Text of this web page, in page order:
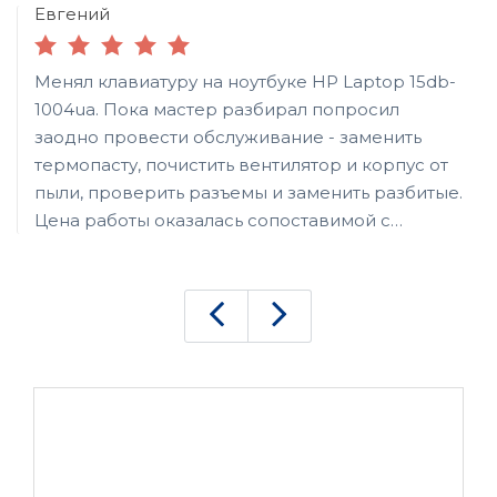
Евгений
Менял клавиатуру на ноутбуке HP Laptop 15db-
1004ua. Пока мастер разбирал попросил
заодно провести обслуживание - заменить
термопасту, почистить вентилятор и корпус от
пыли, проверить разъемы и заменить разбитые.
Цена работы оказалась сопоставимой с
ноутбук покупал через авито, и продавец
честно указал на имеющиеся дефекты и дал
ноутбук работает стабильно, не греется,